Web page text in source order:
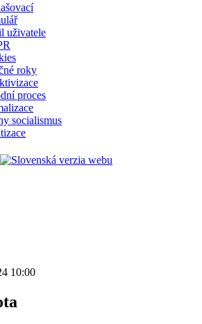
uživatele
roky
proces
socialismus
10:00